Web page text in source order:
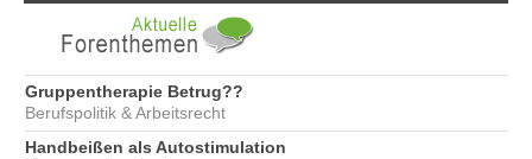
Gruppentherapie Betrug??
Berufspolitik & Arbeitsrecht
Handbeißen als Autostimulation